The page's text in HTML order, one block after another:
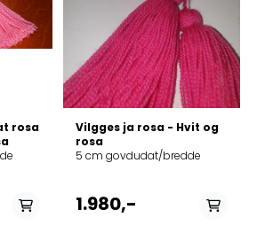
rosa
Vilgges ja rosa - Hvit og
rosa
5 cm govdudat/bredde
1.980,-
På lager i
burgunder, rukses/rød
2, rukses/rød 3